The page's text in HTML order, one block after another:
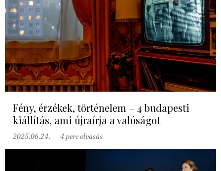
Fény, érzékek, történelem – 4 budapesti
kiállítás, ami újraírja a valóságot
2025.06.24. 4 perc olvasás